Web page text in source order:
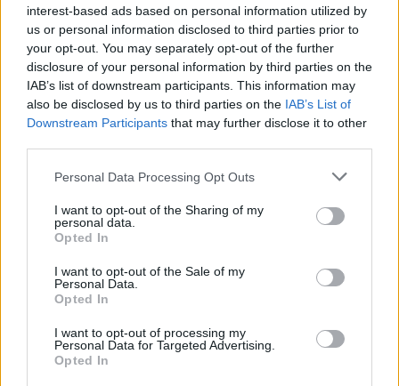
interest-based ads based on personal information utilized by
us or personal information disclosed to third parties prior to
your opt-out. You may separately opt-out of the further
disclosure of your personal information by third parties on the
IAB’s list of downstream participants. This information may
also be disclosed by us to third parties on the IAB’s List of
Downstream Participants that may further disclose it to other
Personal Data Processing Opt Outs
I want to opt-out of the Sharing of my
personal data.
Opted In
I want to opt-out of the Sale of my
Personal Data.
Opted In
I want to opt-out of processing my
Personal Data for Targeted Advertising.
Opted In
Předchozí článek
Příbramské divadlo bude opět
Následující článek
Po stopách předků: Nová
na genealogii a archivní poklady
SOUVISEJÍCÍ ČLÁNKY
VÍCE OD AUTORA
Sedlčansko
legendu